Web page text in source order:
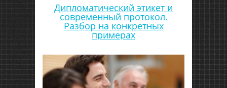
Дипломатический этикет и
современный протокол.
Разбор на конкретных
примерах